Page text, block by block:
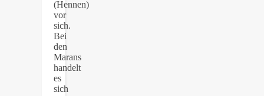
(Hennen)
vor
sich.
Bei
den
Marans
handelt
es
sich